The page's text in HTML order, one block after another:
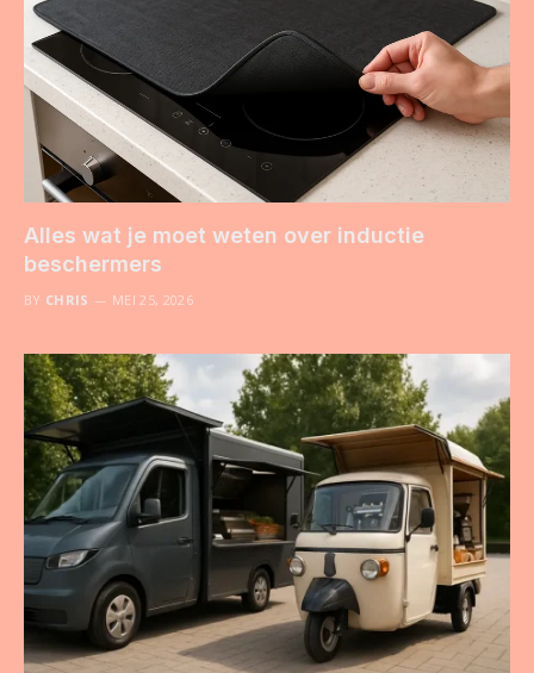
Alles wat je moet weten over inductie
beschermers
BY CHRIS MEI 25, 2026